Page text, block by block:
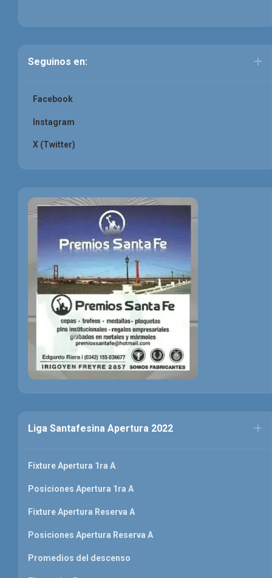
Seguinos en:
Facebook
Instagram
X (Twitter)
Liga Santafesina Apertura 2022
Fixture Apertura 1ra A
Posiciones Apertura 1ra A
Fixture Apertura Reserva A
Posiciones Apertura Reserva A
Promedios del descenso